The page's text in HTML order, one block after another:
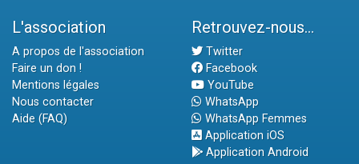
L'association
A propos de l'association
Faire un don !
Mentions légales
Nous contacter
Aide (FAQ)
Retrouvez-nous...
Twitter
Facebook
YouTube
WhatsApp
WhatsApp Femmes
Application iOS
Application Android